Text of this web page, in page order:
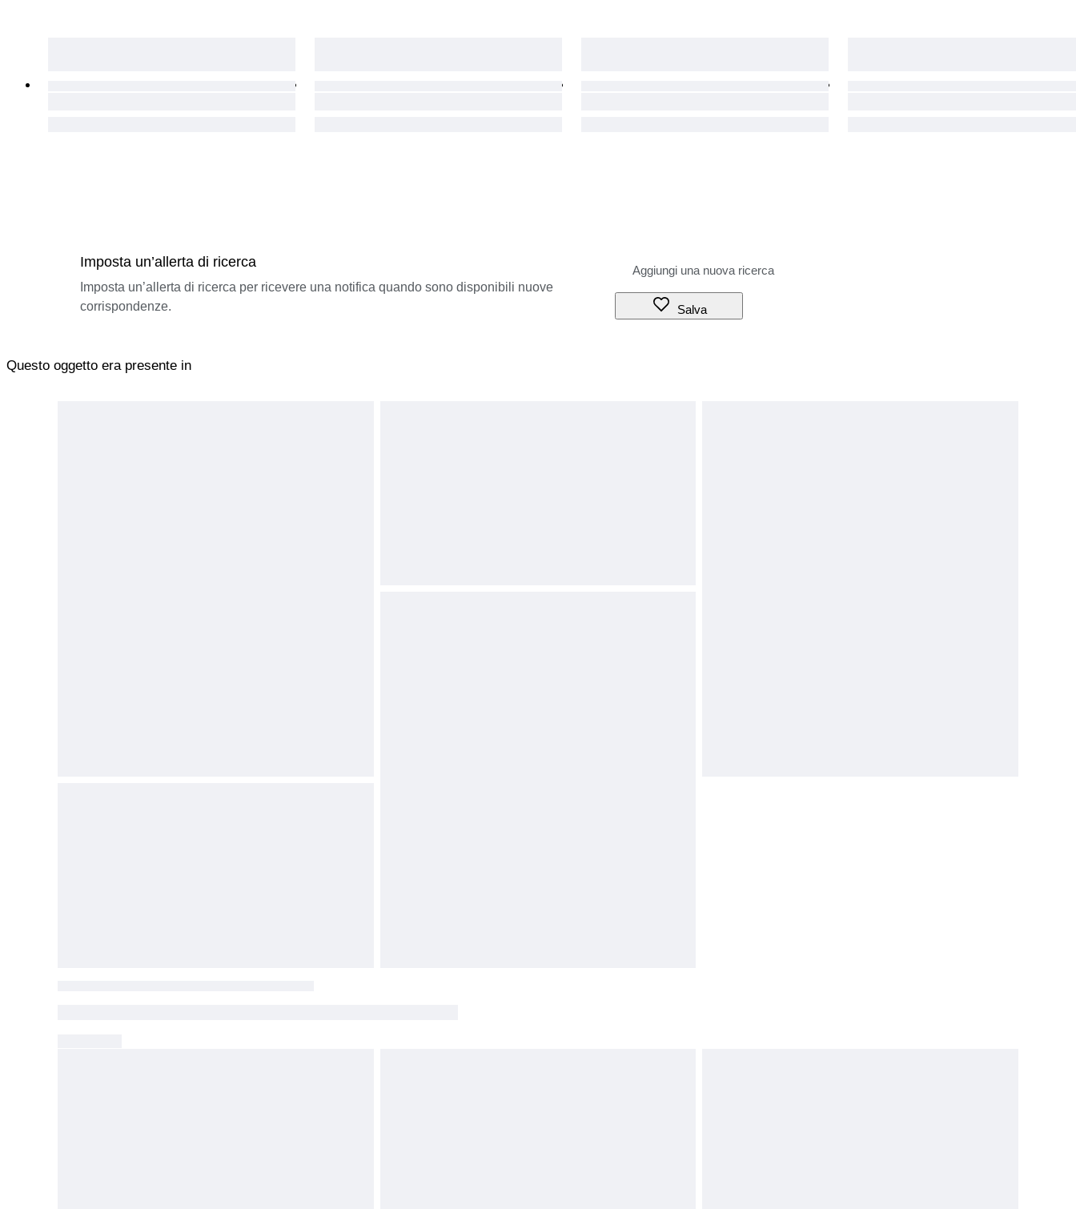
Imposta un’allerta di ricerca
Imposta un’allerta di ricerca per ricevere una notifica quando sono disponibili nuove
corrispondenze.
Salva
Questo oggetto era presente in